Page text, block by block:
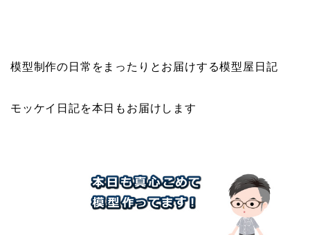
模型制作の日常をまったりとお届けする模型屋日記
モッケイ日記を本日もお届けします